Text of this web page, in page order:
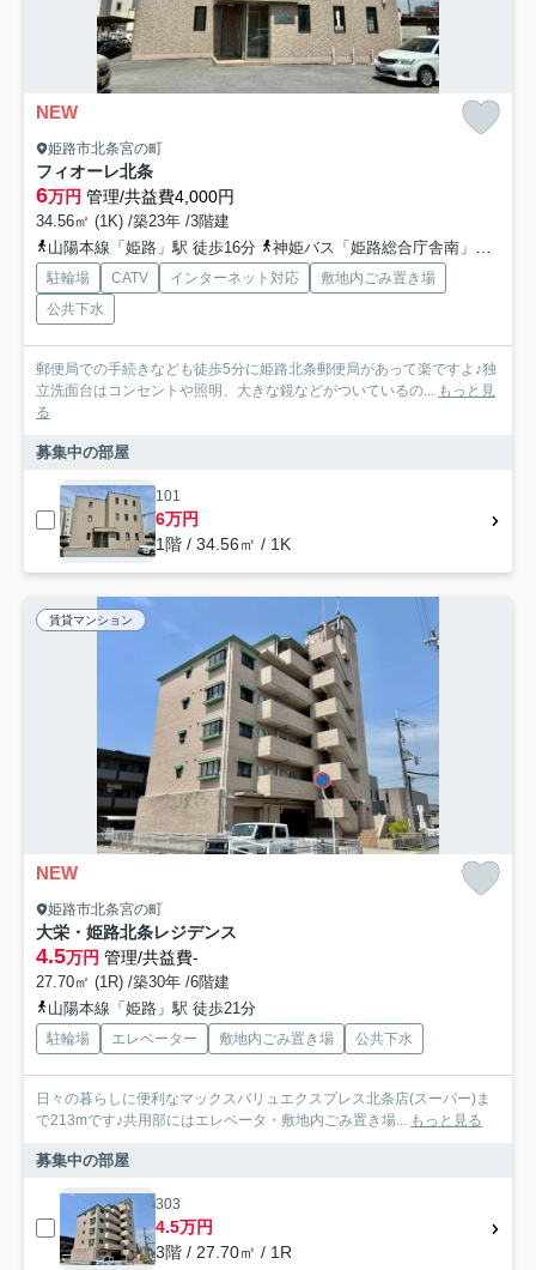
NEW
姫路市北条宮の町
フィオーレ北条
6万円 管理/共益費4,000円
34.56㎡ (1K) /築23年 /3階建
山陽本線「姫路」駅 徒歩16分
神姫バス「姫路総合庁舎南」バス停下車 徒歩1分
駐輪場 CATV インターネット対応
敷地内ごみ置き場
公共下水
郵便局での手続きなども徒歩5分に姫路北条郵便局があって楽ですよ♪独
立洗面台はコンセントや照明、大きな鏡などがついているの...
もっと見
る
募集中の部屋
101
6万円
1階 / 34.56㎡ / 1K
賃貸マンション
NEW
姫路市北条宮の町
大栄・姫路北条レジデンス
4.5万円 管理/共益費-
27.70㎡ (1R) /築30年 /6階建
山陽本線「姫路」駅 徒歩21分
駐輪場 エレベーター 敷地内ごみ置き場 公共下水
日々の暮らしに便利なマックスバリュエクスプレス北条店(スーパー)ま
で213mです♪共用部にはエレベータ・敷地内ごみ置き場...
もっと見る
募集中の部屋
303
4.5万円
3階 / 27.70㎡ / 1R